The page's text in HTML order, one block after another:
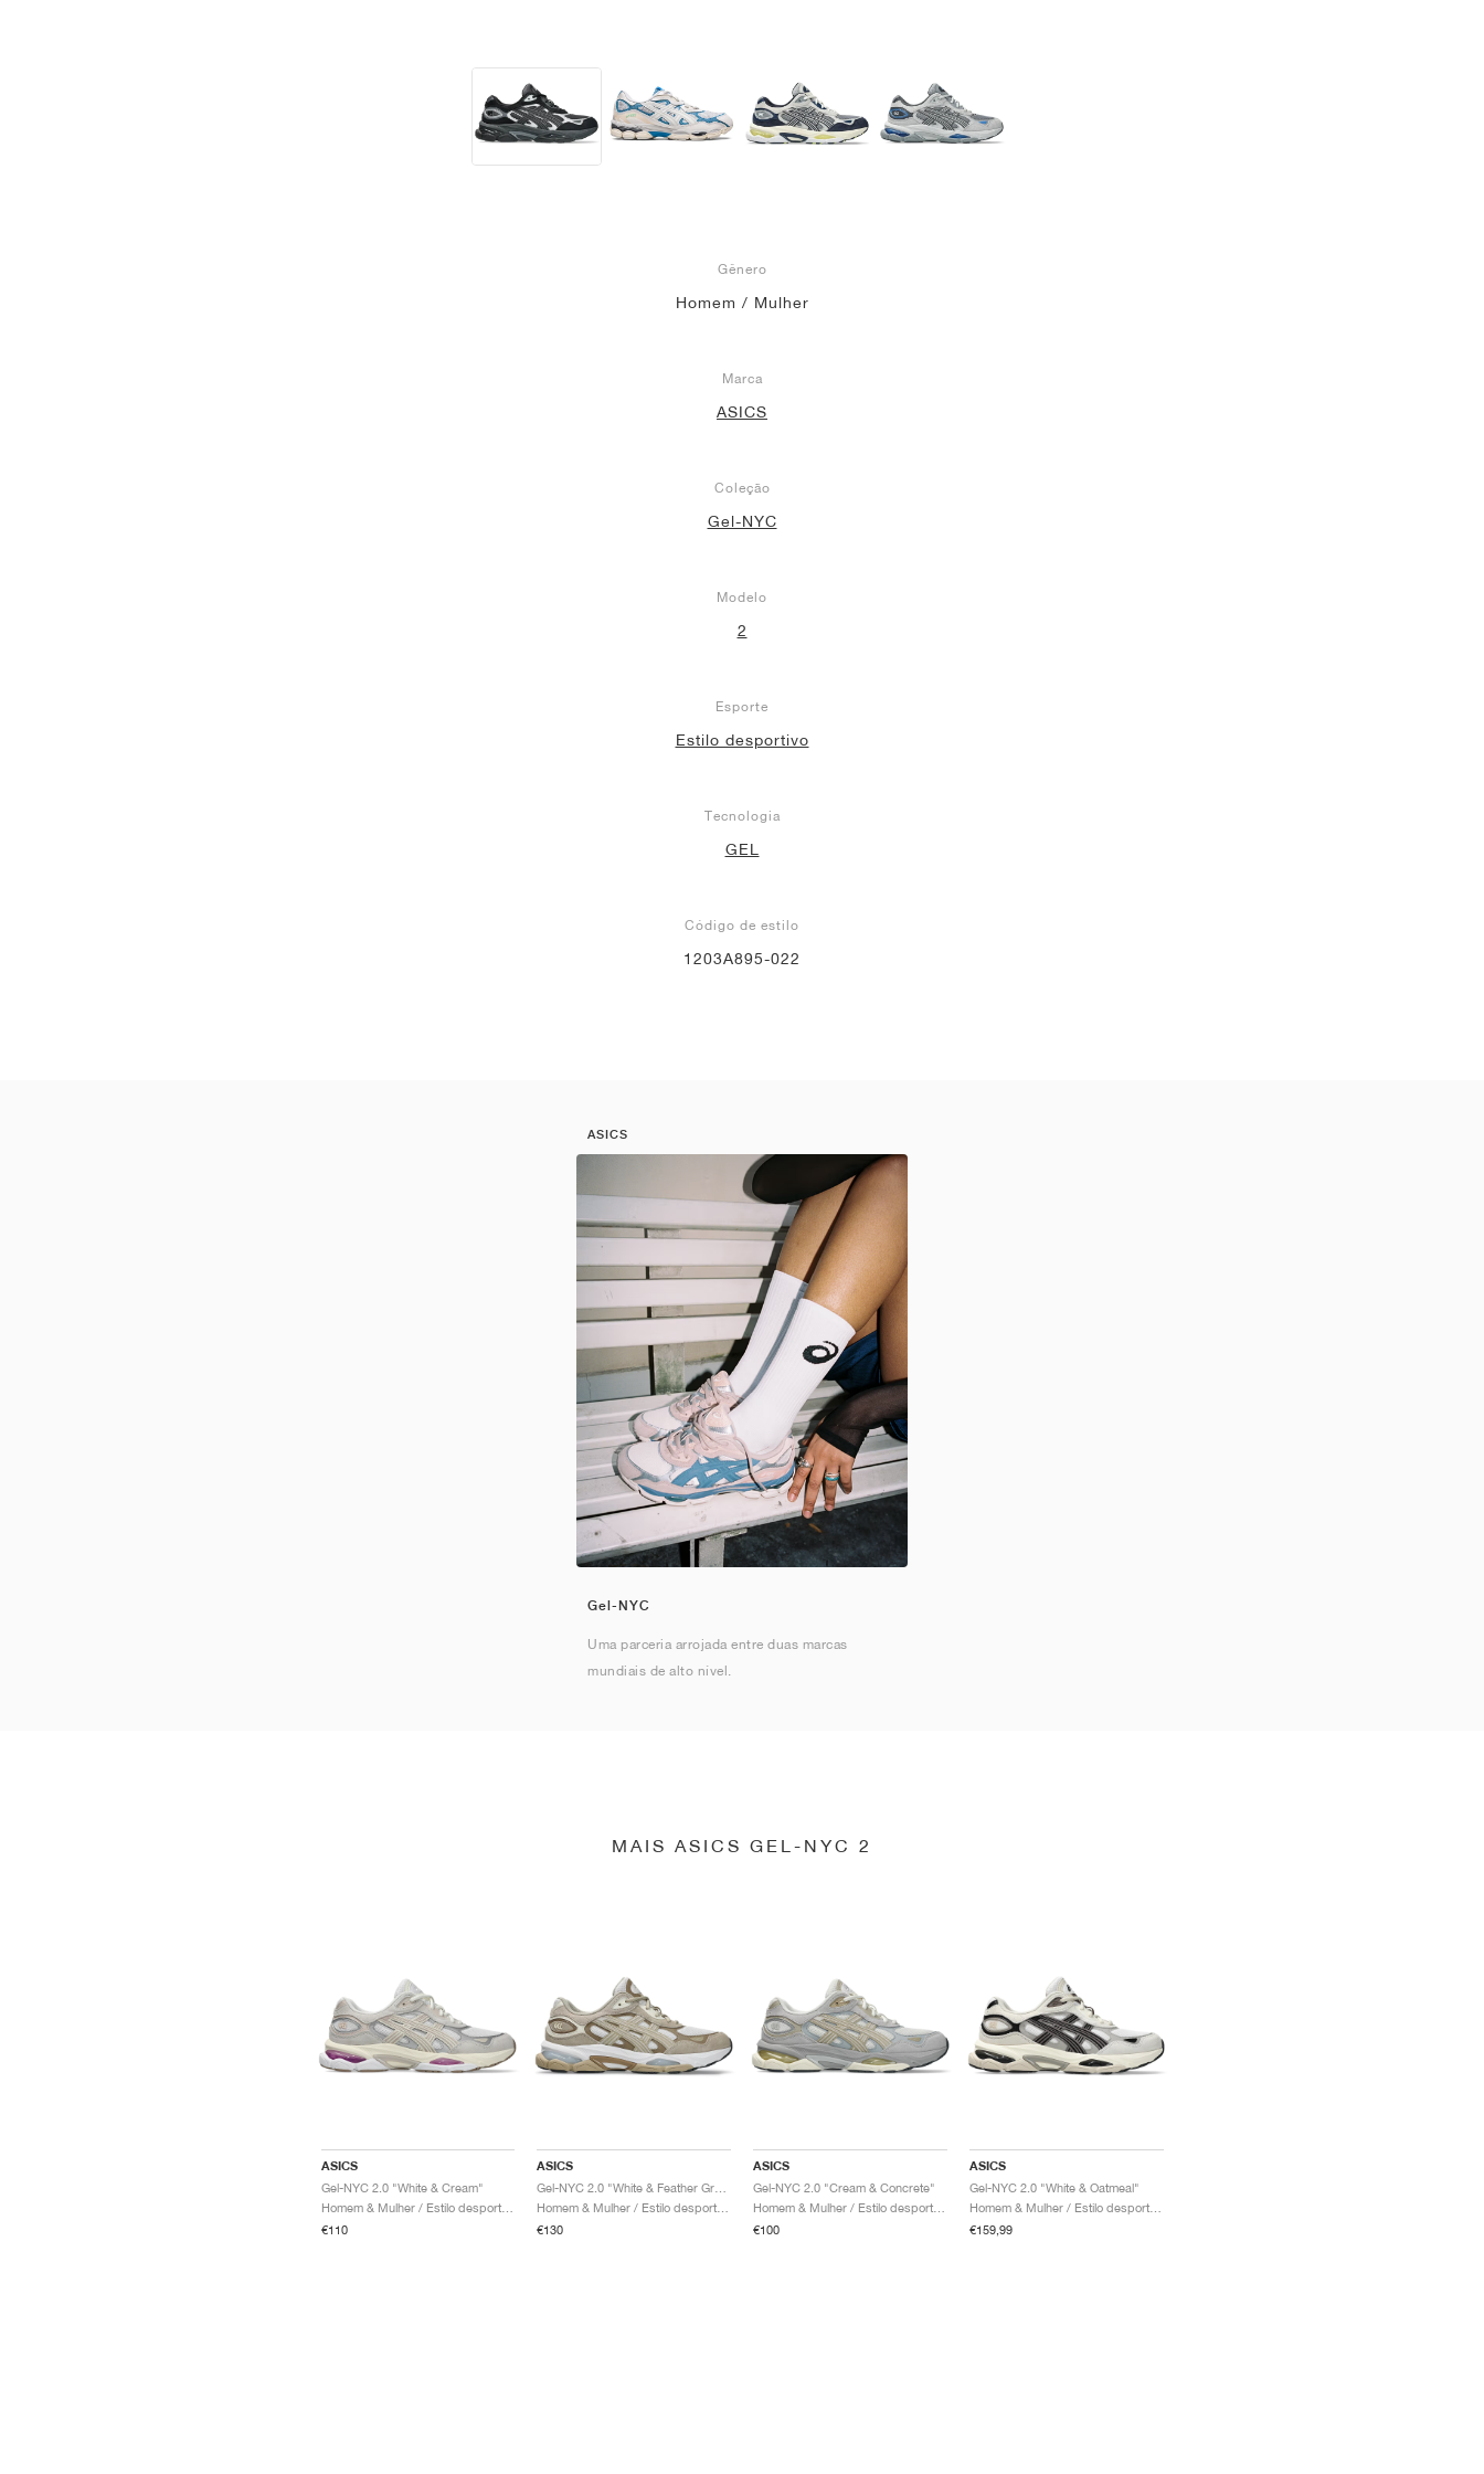
Gênero
Homem / Mulher
Marca
ASICS
Coleção
Gel-NYC
Modelo
2
Esporte
Estilo desportivo
Tecnologia
GEL
Código de estilo
1203A895-022
ASICS
Gel-NYC
Uma parceria arrojada entre duas marcas
mundiais de alto nível.
MAIS ASICS GEL-NYC 2
ASICS
Gel-NYC 2.0 "White & Cream"
Homem & Mulher / Estilo desportivo / Sapatos
€110
ASICS
€130
ASICS
Gel-NYC 2.0 "Cream & Concrete"
€100
ASICS
Gel-NYC 2.0 "White & Oatmeal"
Homem & Mulher / Estilo desportivo / Sapatos
€159,99